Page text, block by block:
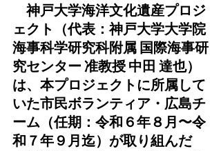
神戸大学海洋文化遺産プロジ
ェクト（代表：神戸大学大学院
海事科学研究科附属 国際海事研
究センター 准教授 中田 達也）
は、本プロジェクトに所属して
いた市民ボランティア・広島チ
ーム（任期：令和６年８月〜令
和７年９月迄）が取り組んだ